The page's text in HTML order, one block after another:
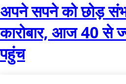
अपने सपने को छोड़
कारोबार, आज 40 से
पहुंच